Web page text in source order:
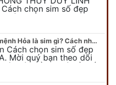
chọn sim số đẹp
Mời quý bạn theo dõi
Sim số đẹp hợp mệnh Hỏa là sim gì? Cách nhận biết sim đẹp hợp mệnh Hỏa
Cách chọn sim số đẹp
Mời quý bạn theo dõi
cái nhìn tổng quát về số